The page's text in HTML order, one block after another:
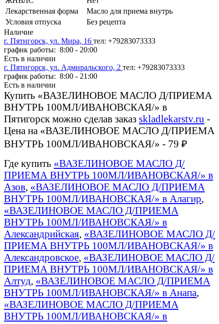
Лекарственная форма
Масло для приема внутрь
Условия отпуска
Без рецепта
Наличие
г. Пятигорск, ул. Мира, 16 тел: +79283073333
график работы: 8:00 - 20:00
Есть в наличии
г. Пятигорск, ул. Адмиральского, 2 тел: +79283073333
график работы: 8:00 - 21:00
Есть в наличии
Купить «ВАЗЕЛИНОВОЕ МАСЛО Д/ПРИЕМА
ВНУТРЬ 100МЛ/ИВАНОВСКАЯ/» в
Пятигорск можно сделав заказ skladlekarstv.ru -
Цена на «ВАЗЕЛИНОВОЕ МАСЛО Д/ПРИЕМА
ВНУТРЬ 100МЛ/ИВАНОВСКАЯ/» - 79 ₽
Где купить «ВАЗЕЛИНОВОЕ МАСЛО Д/
ПРИЕМА ВНУТРЬ 100МЛ/ИВАНОВСКАЯ/» в
Азов, «ВАЗЕЛИНОВОЕ МАСЛО Д/ПРИЕМА
ВНУТРЬ 100МЛ/ИВАНОВСКАЯ/» в Алагир,
«ВАЗЕЛИНОВОЕ МАСЛО Д/ПРИЕМА
ВНУТРЬ 100МЛ/ИВАНОВСКАЯ/» в
Александрийская, «ВАЗЕЛИНОВОЕ МАСЛО Д/
ПРИЕМА ВНУТРЬ 100МЛ/ИВАНОВСКАЯ/» в
Александровское, «ВАЗЕЛИНОВОЕ МАСЛО Д/
ПРИЕМА ВНУТРЬ 100МЛ/ИВАНОВСКАЯ/» в
Алтуд, «ВАЗЕЛИНОВОЕ МАСЛО Д/ПРИЕМА
ВНУТРЬ 100МЛ/ИВАНОВСКАЯ/» в Анапа,
«ВАЗЕЛИНОВОЕ МАСЛО Д/ПРИЕМА
ВНУТРЬ 100МЛ/ИВАНОВСКАЯ/» в